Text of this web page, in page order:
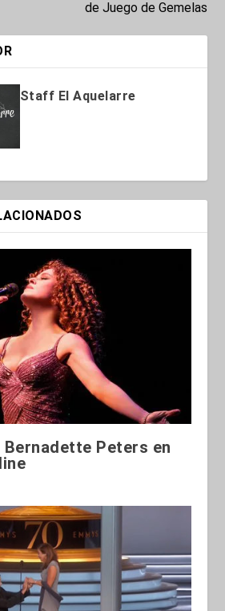
de Juego de Gemelas
Staff El Aquelarre
Bernadette Peters en